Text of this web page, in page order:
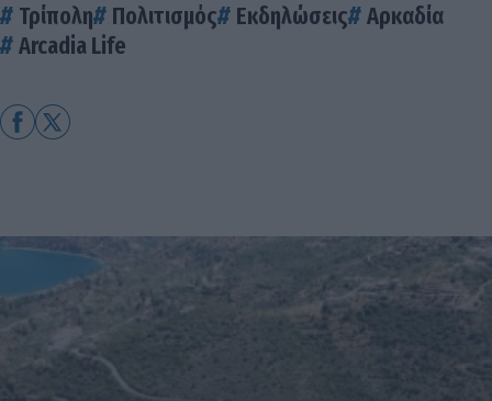
Τρίπολη Πολιτισμός Εκδηλώσεις
Αρκαδία
Arcadia Life